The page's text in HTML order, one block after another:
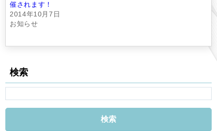
催されます！
2014年10月7日
お知らせ
検索